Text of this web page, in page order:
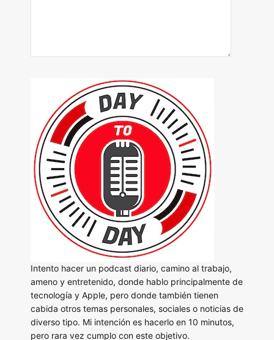
Intento hacer un podcast diario, camino al trabajo,
ameno y entretenido, donde hablo principalmente de
tecnología y Apple, pero donde también tienen
cabida otros temas personales, sociales o noticias de
diverso tipo. Mi intención es hacerlo en 10 minutos,
pero rara vez cumplo con este objetivo.